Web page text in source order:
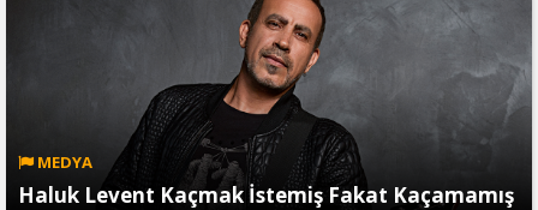
MEDYA
Haluk Levent Kaçmak İstemiş Fakat Kaçamamış